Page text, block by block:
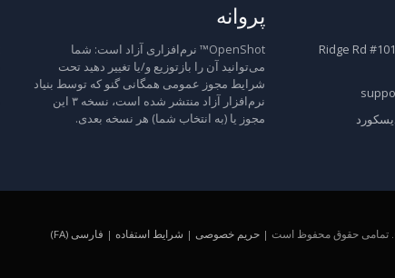
پروانه
OpenShot™ نرم‌افزاری آزاد است: شما
می‌توانید آن را بازتوزیع و/یا تغییر دهید تحت
شرایط مجوز عمومی همگانی گنو که توسط بنیاد
نرم‌افزار آزاد منتشر شده است، نسخه ۳ این
مجوز یا (به انتخاب شما) هر نسخه بعدی.
2931 Ridge Rd
. تمامی حقوق محفوظ است | حریم خصوصی | شرایط استفاده | فارسی (FA)